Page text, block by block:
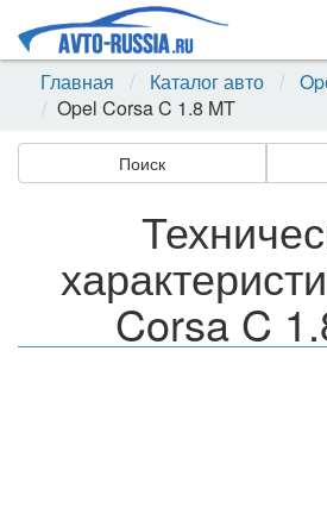
Главная
Каталог авто
Opel Corsa C 1.8 MT
Поиск
Corsa C